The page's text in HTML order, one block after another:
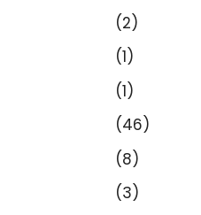
(2)
(1)
(1)
(46)
(8)
(3)